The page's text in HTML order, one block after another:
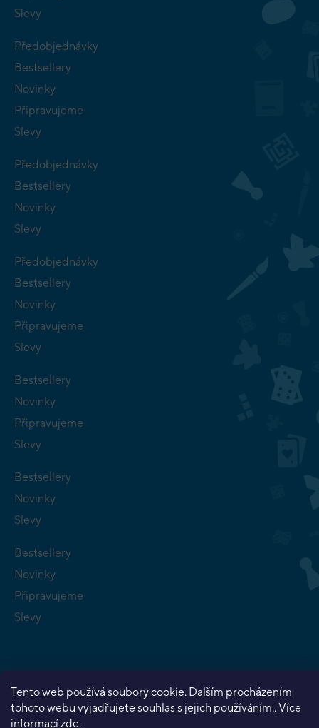
Tento web používá soubory cookie. Dalším procházením
tohoto webu vyjadřujete souhlas s jejich používáním.. Více
informacízde.
Slevy
Předobjednávky
Bestsellery
Novinky
Připravujeme
Slevy
Předobjednávky
Bestsellery
Novinky
Slevy
Předobjednávky
Bestsellery
Novinky
Připravujeme
Slevy
Bestsellery
Novinky
Připravujeme
Slevy
Bestsellery
Novinky
Slevy
Bestsellery
Novinky
Připravujeme
Slevy
Vytvořil Shoptet Premium
Copyright 2026Planeta her. Všechna práva vyhrazena.